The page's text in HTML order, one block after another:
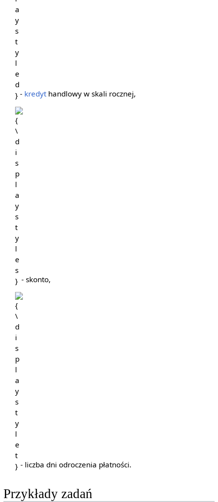
- kredythandlowy w skali rocznej,
{\displaystyle
s}
- skonto,
{\displaystyle
t}
- liczba dni odroczenia płatności.
Przykłady zadań